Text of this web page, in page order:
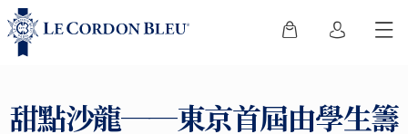
甜點沙龍──東京首屆由學生籌